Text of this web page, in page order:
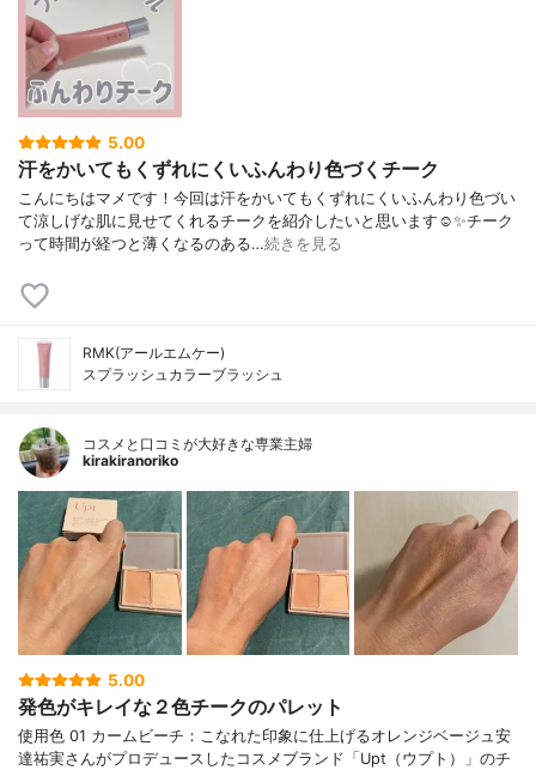
5.00
汗をかいてもくずれにくいふんわり色づくチーク
こんにちはマメです！今回は汗をかいてもくずれにくいふんわり色づい
て涼しげな肌に見せてくれるチークを紹介したいと思います☺️✨チーク
って時間が経つと薄くなるのある…続きを見る
RMK(アールエムケー)
スプラッシュカラーブラッシュ
コスメと口コミが大好きな専業主婦
kirakiranoriko
5.00
発色がキレイな２色チークのパレット
使用色 01 カームビーチ：こなれた印象に仕上げるオレンジベージュ安
達祐実さんがプロデュースしたコスメブランド「Upt（ウプト）」のチ